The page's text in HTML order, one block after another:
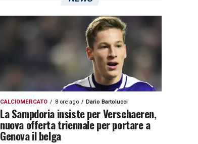
CALCIOMERCATO 8 ore ago Dario Bartolucci
La Sampdoria insiste per Verschaeren,
nuova offerta triennale per portare a
Genova il belga